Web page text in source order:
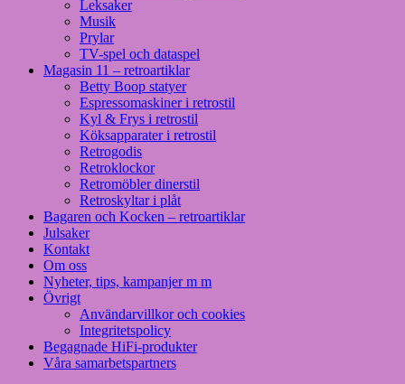
Leksaker
Musik
Prylar
TV-spel och dataspel
Magasin 11 – retroartiklar
Betty Boop statyer
Espressomaskiner i retrostil
Kyl & Frys i retrostil
Köksapparater i retrostil
Retrogodis
Retroklockor
Retromöbler dinerstil
Retroskyltar i plåt
Bagaren och Kocken – retroartiklar
Julsaker
Kontakt
Om oss
Nyheter, tips, kampanjer m m
Övrigt
Användarvillkor och cookies
Integritetspolicy
Begagnade HiFi-produkter
Våra samarbetspartners